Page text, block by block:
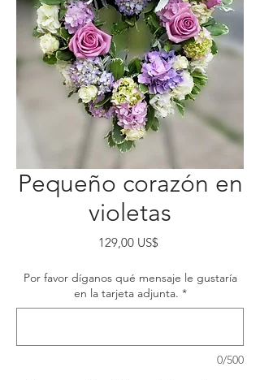
Pequeño corazón en
violetas
129,00 US$Precio
Por favor díganos qué mensaje le gustaría
en la tarjeta adjunta. *
0/500